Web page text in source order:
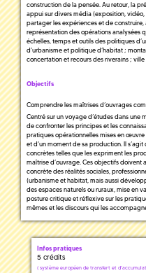
construction de la pensée. Au retour, la
appui sur divers média (exposition, vidéo,
partager les expériences et de construire,
représentation des opérations analysées
échelles, temps et outils des politiques
d’urbanisme et politique d’habitat ;
concertation et recours des riverains ; ville
Objectifs
Comprendre les maîtrises d’ouvrages
Centré sur un voyage d’études dans
de confronter les principes et les
pratiques opérationnelles mises en
et d’un moment de sa production. Il
concrètes telles que les expriment les
maîtrise d’ouvrage. Ces objectifs doivent
concrète des réalités sociales,
(urbanisme et habitat, mais aussi
des espaces naturels ou ruraux, mise en
posture critique et réflexive sur les
mêmes et les discours qui les
Infos pratiques
5 crédits
( système européen de transfert et